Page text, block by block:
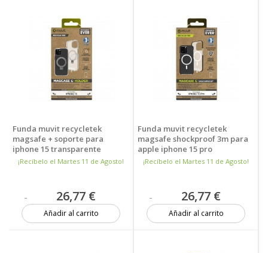
Funda muvit recycletek
magsafe + soporte para
iphone 15 transparente
¡Recíbelo el Martes 11 de Agosto!
26,77 €
Añadir al carrito
Funda muvit recycletek
magsafe shockproof 3m para
apple iphone 15 pro
transparente - negra
¡Recíbelo el Martes 11 de Agosto!
26,77 €
Añadir al carrito